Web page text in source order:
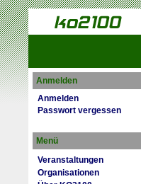
Anmelden
Anmelden
Passwort vergessen
Menü
Veranstaltungen
Organisationen